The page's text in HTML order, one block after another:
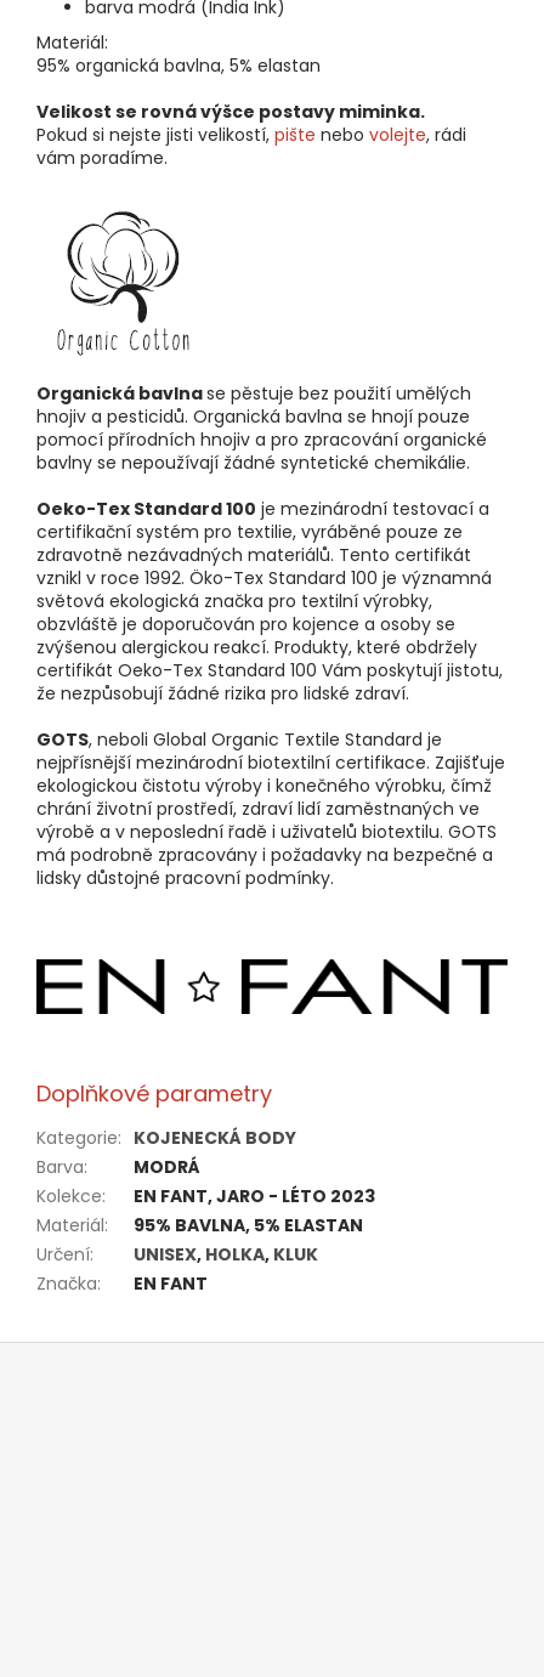
barva modrá (India Ink)
Materiál:
95% organická bavlna, 5% elastan
Velikost se rovná výšce postavy miminka.
Pokud si nejste jisti velikostí, pište nebo volejte, rádi
vám poradíme.
Organická bavlnase pěstuje bez použití umělých
hnojiv a pesticidů. Organická bavlna se hnojí pouze
pomocí přírodních hnojiv a pro zpracování organické
bavlny se nepoužívají žádné syntetické chemikálie.
Oeko-Tex Standard 100 je mezinárodní testovací a
certifikační systém pro textilie, vyráběné pouze ze
zdravotně nezávadných materiálů. Tento certifikát
vznikl v roce 1992. Öko-Tex Standard 100 je významná
světová ekologická značka pro textilní výrobky,
obzvláště je doporučován pro kojence a osoby se
zvýšenou alergickou reakcí. Produkty, které obdržely
certifikát Oeko-Tex Standard 100 Vám poskytují jistotu,
že nezpůsobují žádné rizika pro lidské zdraví.
GOTS, neboli Global Organic Textile Standard je
nejpřísnější mezinárodní biotextilní certifikace. Zajišťuje
ekologickou čistotu výroby i konečného výrobku, čímž
chrání životní prostředí, zdraví lidí zaměstnaných ve
výrobě a v neposlední řadě i uživatelů biotextilu. GOTS
má podrobně zpracovány i požadavky na bezpečné a
lidsky důstojné pracovní podmínky.
Doplňkové parametry
Kategorie: KOJENECKÁ BODY
Barva:
MODRÁ
Kolekce:
EN FANT, JARO - LÉTO 2023
Materiál:
95% BAVLNA, 5% ELASTAN
Určení: UNISEX, HOLKA, KLUK
Značka: EN FANT
Z